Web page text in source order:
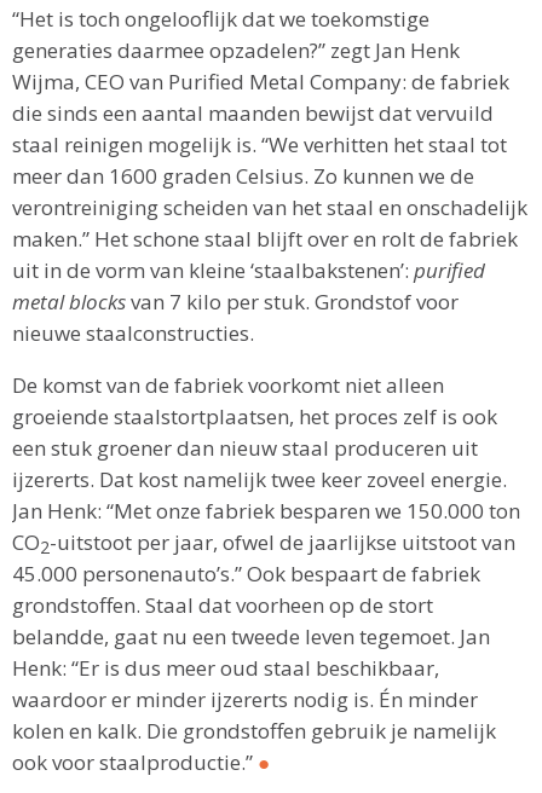
“Het is toch ongelooflijk dat we toekomstige
generaties daarmee opzadelen?” zegt Jan Henk
Wijma, CEO van Purified Metal Company: de fabriek
die sinds een aantal maanden bewijst dat vervuild
staal reinigen mogelijk is. “We verhitten het staal tot
meer dan 1600 graden Celsius. Zo kunnen we de
verontreiniging scheiden van het staal en onschadelijk
maken.” Het schone staal blijft over en rolt de fabriek
uit in de vorm van kleine ‘staalbakstenen’: purified
metal blocksvan 7 kilo per stuk. Grondstof voor
nieuwe staalconstructies.
De komst van de fabriek voorkomt niet alleen
groeiende staalstortplaatsen, het proces zelf is ook
een stuk groener dan nieuw staal produceren uit
ijzererts. Dat kost namelijk twee keer zoveel energie.
Jan Henk: “Met onze fabriek besparen we 150.000 ton
CO2-uitstoot per jaar, ofwel de jaarlijkse uitstoot van
45.000 personenauto’s.” Ook bespaart de fabriek
grondstoffen. Staal dat voorheen op de stort
belandde, gaat nu een tweede leven tegemoet. Jan
Henk: “Er is dus meer oud staal beschikbaar,
waardoor er minder ijzererts nodig is. Én minder
kolen en kalk. Die grondstoffen gebruik je namelijk
ook voor staalproductie.” ●